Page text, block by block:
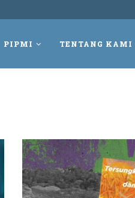
PIPMI TENTANG KAMI